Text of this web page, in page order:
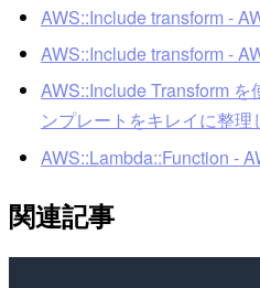
AWS::Include transform -
AWS::Include transform -
AWS::Include Transform
ンプレートをキレイに整
AWS::Lambda::Function -
関連記事